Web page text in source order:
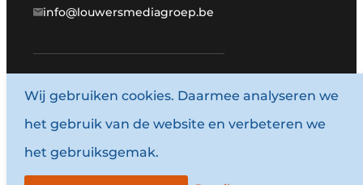
info@louwersmediagroep.be
www.louwersmediagroep.com
© 1987 - 2026 Louwersmediagroep.
Algemene voorwaarden
Wij gebruiken cookies. Daarmee analyseren we
het gebruik van de website en verbeteren we
het gebruiksgemak.